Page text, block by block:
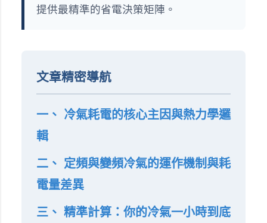
提供最精準的省電決策矩陣。
文章精密導航
一、 冷氣耗電的核心主因與熱力學邏
輯
二、 定頻與變頻冷氣的運作機制與耗
電量差異
三、 精準計算：你的冷氣一小時到底